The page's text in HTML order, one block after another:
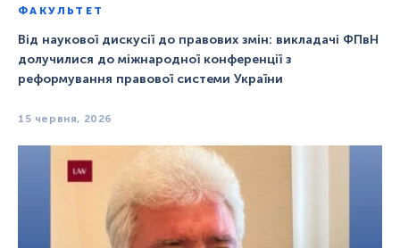
ФАКУЛЬТЕТ
Від наукової дискусії до правових змін: викладачі ФПвН
долучилися до міжнародної конференції з
реформування правової системи України
15 червня, 2026